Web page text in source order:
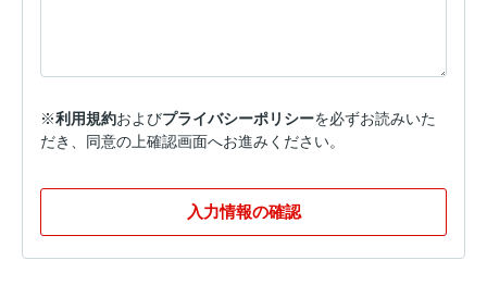
※利用規約およびプライバシーポリシーを必ずお読みいた
だき、同意の上確認画面へお進みください。
入力情報の確認